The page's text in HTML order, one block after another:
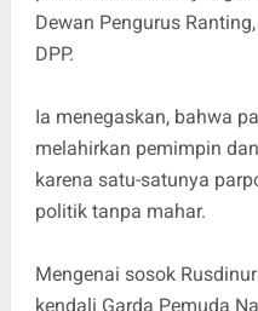
Dewan Pengurus
DPP.
Ia menegaskan, bahwa
melahirkan pemimpin
karena satu-satunya
politik tanpa mahar.
Mengenai sosok
kendali Garda Pemuda